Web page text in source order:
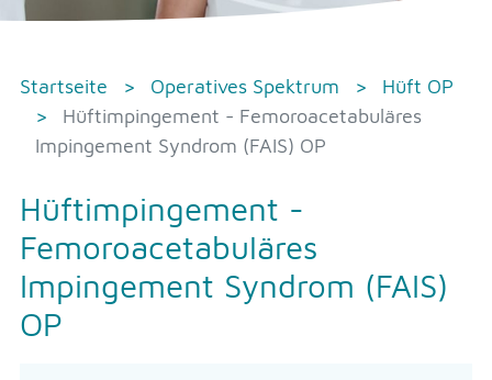
Startseite Operatives Spektrum
Hüft OP
Hüftimpingement - Femoroacetabuläres
Impingement Syndrom (FAIS) OP
Hüftimpingement -
Femoroacetabuläres
Impingement Syndrom (FAIS)
OP